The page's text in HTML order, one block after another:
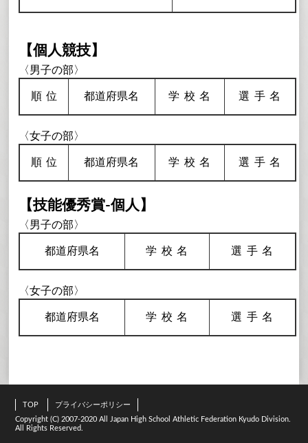
【個人競技】
〈男子の部〉
順位 都道府県名 学校名 選手名
〈女子の部〉
順位 都道府県名 学校名 選手名
【技能優秀賞-個人】
〈男子の部〉
都道府県名 学校名 選手名
〈女子の部〉
都道府県名 学校名 選手名
TOP
プライバシーポリシー
Copyright (C) 2007-2020 All Japan High School Athletic Federation Kyudo Division.
All Rights Reserved.